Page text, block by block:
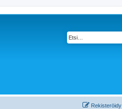
Rekisteröidy